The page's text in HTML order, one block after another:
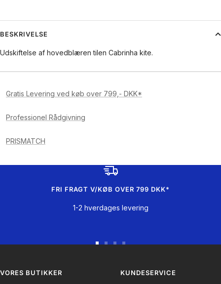
BESKRIVELSE
Udskiftelse af hovedblæren tilen Cabrinha kite.
Gratis Levering ved køb over 799,- DKK*
Professionel Rådgivning
PRISMATCH
FRI FRAGT V/KØB OVER 799 DKK*
1-2 hverdages levering
slideslide
VORES BUTIKKER KUNDESERVICE